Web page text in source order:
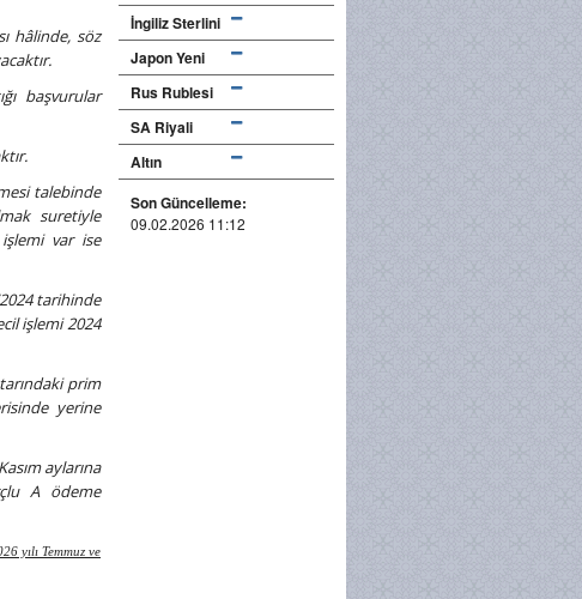
hâlinde, söz
başvurular
talebinde
suretiyle
var ise
tarihinde
işlemi 2024
prim
yerine
aylarına
A ödeme
yılı Temmuz ve
İngiliz Sterlini
Japon Yeni
Rus Rublesi
SA Riyali
Altın
Son Güncelleme:
09.02.2026 11:12